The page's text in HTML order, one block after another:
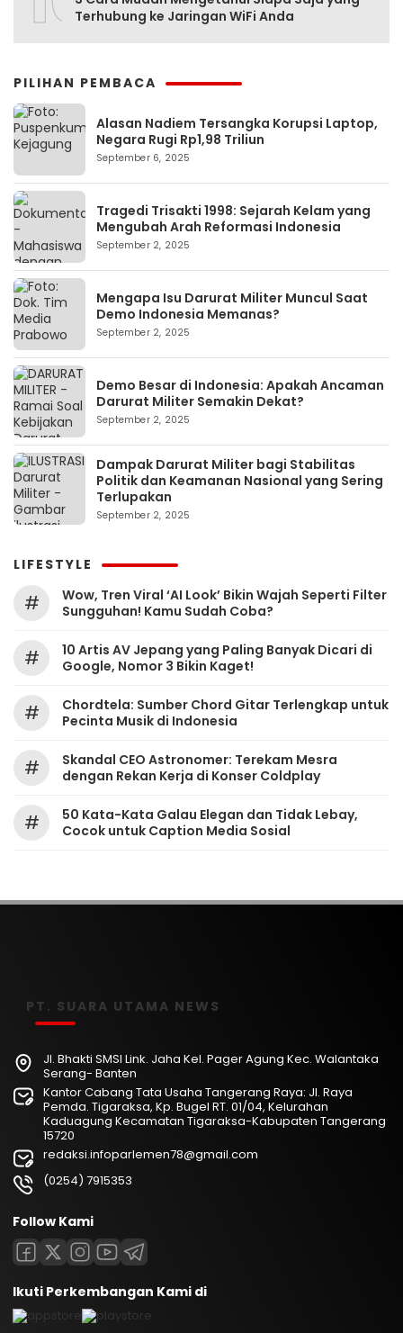
Terhubung ke Jaringan WiFi Anda
PILIHAN PEMBACA
Alasan Nadiem Tersangka Korupsi Laptop,
Negara Rugi Rp1,98 Triliun
September 6, 2025
Tragedi Trisakti 1998: Sejarah Kelam yang
Mengubah Arah Reformasi Indonesia
September 2, 2025
Mengapa Isu Darurat Militer Muncul Saat
Demo Indonesia Memanas?
September 2, 2025
Demo Besar di Indonesia: Apakah Ancaman
Darurat Militer Semakin Dekat?
September 2, 2025
Dampak Darurat Militer bagi Stabilitas
Politik dan Keamanan Nasional yang Sering
Terlupakan
September 2, 2025
LIFESTYLE
#
Wow, Tren Viral ‘AI Look’ Bikin Wajah Seperti Filter
Sungguhan! Kamu Sudah Coba?
#
10 Artis AV Jepang yang Paling Banyak Dicari di
Google, Nomor 3 Bikin Kaget!
#
Chordtela: Sumber Chord Gitar Terlengkap untuk
Pecinta Musik di Indonesia
#
Skandal CEO Astronomer: Terekam Mesra
dengan Rekan Kerja di Konser Coldplay
#
50 Kata-Kata Galau Elegan dan Tidak Lebay,
Cocok untuk Caption Media Sosial
PT. SUARA UTAMA NEWS
Jl. Bhakti SMSI Link. Jaha Kel. Pager Agung Kec. Walantaka
Serang- Banten
Kantor Cabang Tata Usaha Tangerang Raya: Jl. Raya
Pemda. Tigaraksa, Kp. Bugel RT. 01/04, Kelurahan
Kaduagung Kecamatan Tigaraksa-Kabupaten Tangerang
15720
redaksi.infoparlemen78@gmail.com
(0254) 7915353
Follow Kami
Ikuti Perkembangan Kami di